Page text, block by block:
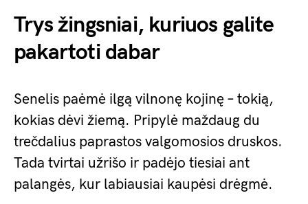
Trys žingsniai, kuriuos galite
pakartoti dabar
Senelis paėmė ilgą vilnonę kojinę – tokią,
kokias dėvi žiemą. Pripylė maždaug du
trečdalius paprastos valgomosios druskos.
Tada tvirtai užrišo ir padėjo tiesiai ant
palangės, kur labiausiai kaupėsi drėgmė.